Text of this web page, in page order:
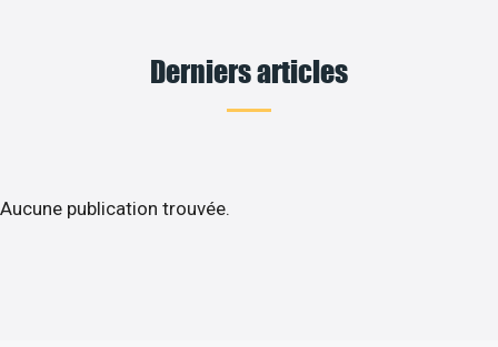
Derniers articles
Aucune publication trouvée.